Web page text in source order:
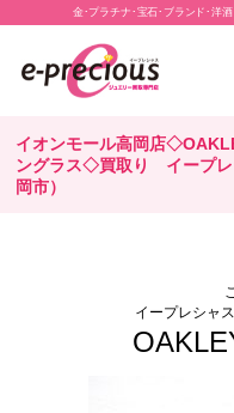
金･プラチナ･宝石･ブランド･洋
イオンモール高岡店
ングラス◇買取り イープレ
岡市）
イープレシャ